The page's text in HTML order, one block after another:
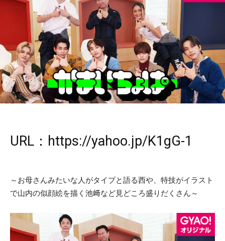
URL： https://yahoo.jp/K1gG-1
～お母さんみたいな人がタイプと語る西や、特技がイラスト
で山内の似顔絵を描く池﨑など見どころ盛りだくさん～